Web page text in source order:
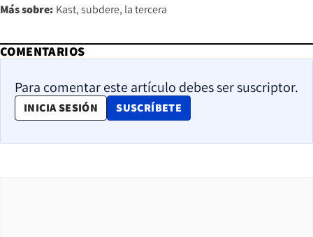
Más sobre: Kast subdere la tercera
COMENTARIOS
Para comentar este artículo debes ser suscriptor.
INICIA SESIÓN SUSCRÍBETE
OPENS IN NEW WINDOW